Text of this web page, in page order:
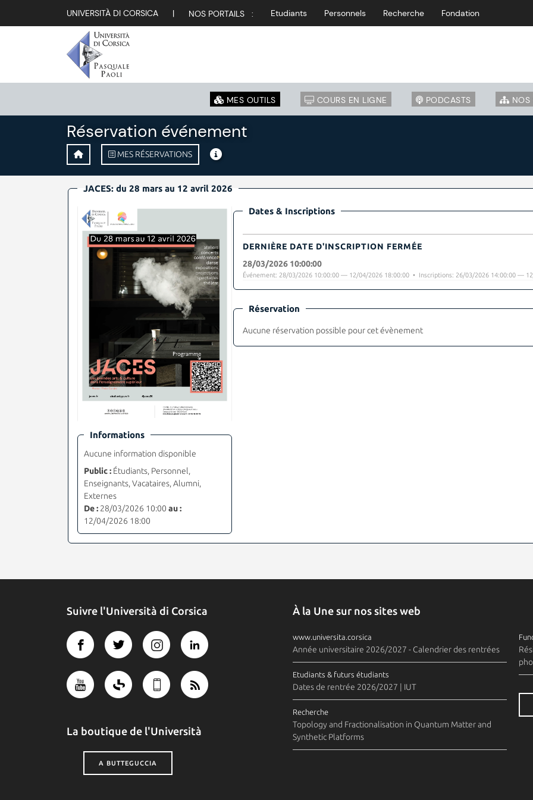
UNIVERSITÀ DI CORSICA | NOS PORTAILS : Etudiants Personnels Recherche Fondation
MES OUTILS COURS EN LIGNE PODCASTS NOS
Réservation événement
MES RÉSERVATIONS
JACES: du 28 mars au 12 avril 2026
Informations
Aucune information disponible
Public : Étudiants, Personnel,
Enseignants, Vacataires, Alumni,
Externes
De : 28/03/2026 10:00 au :
12/04/2026 18:00
Dates & Inscriptions
DERNIÈRE DATE D'INSCRIPTION FERMÉE
28/03/2026 10:00:00
Événement: 28/03/2026 10:00:00 — 12/04/2026 18:00:00 • Inscriptions: 26/03/2026 14:00:00 —
Réservation
Aucune réservation possible pour cet évènement
Suivre l'Università di Corsica
La boutique de l'Università
A BUTTEGUCCIA
À la Une sur nos sites web
www.universita.corsica
Année universitaire 2026/2027 - Calendrier des rentrées
Etudiants & futurs étudiants
Dates de rentrée 2026/2027 | IUT
Recherche
Topology and Fractionalisation in Quantum Matter and
Synthetic Platforms